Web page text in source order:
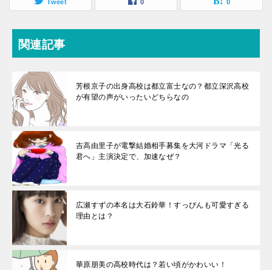
Tweet 0 0
関連記事
芳根京子の出身高校は都立富士なの？都立深沢高校
が有望の声がいったいどちらなの
吉高由里子が電撃結婚相手募集を大河ドラマ「光る
君へ」主演決定で、加速なぜ？
広瀬すずの本名は大石鈴華！すっぴんも可愛すぎる
理由とは？
華原朋美の高校時代は？若い頃がかわいい！